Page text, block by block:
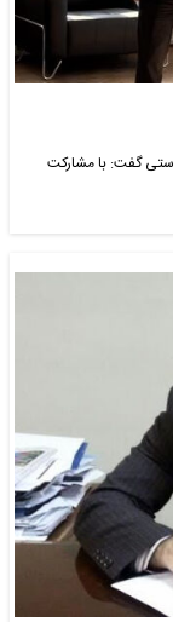
گفت: با مشارکت